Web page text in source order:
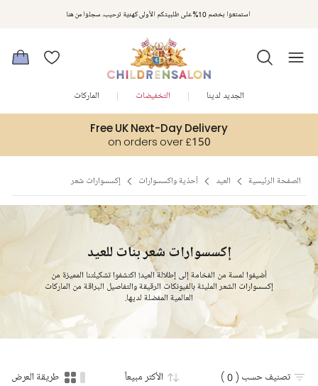
استمتعوا بخصم 10% على طلبيتكم الأولى كهدية ترحيب. سجلوا من هنا
مكافآت تشلدرن صالون | اجمعوا النقاط مع كل عملية شراء لتحصلوا على هدايا حصرية وعروض مصممة خصيصا لتلبي
متطلباتكم
Free UK Next-Day Delivery
on orders over £150
الجديد لدينا التخفيضات الماركات
الصفحة الرئيسية العيد أحذية واكسسوارات إكسسوارات شعر
إكسسوارات شعر بنات للعيد
أضيفوا لمسة من الفخامة إلى إطلالة العيد! اكتشفوا تشكيلتنا المميزة من
إكسسوارات الشعر المليئة بالفيونكات الرقيقة والتفاصيل البراقة من الماركات
العالمية المفضلة لديها.
تصنيف حسب ( 0 ) الأكثر مبيعاً طريقة العرض